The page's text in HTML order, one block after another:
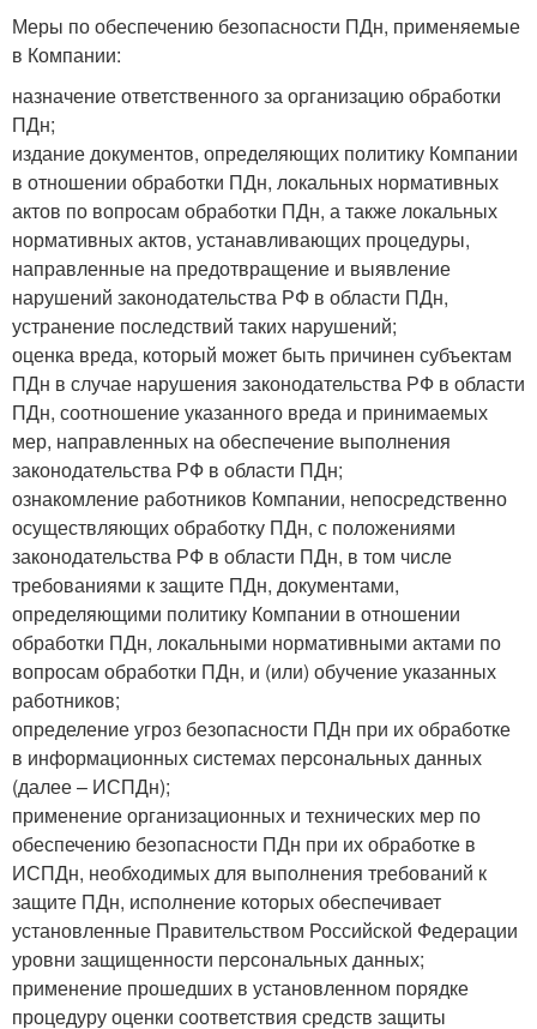
Меры по обеспечению безопасности ПДн, применяемые
в Компании:
назначение ответственного за организацию обработки
ПДн;
издание документов, определяющих политику Компании
в отношении обработки ПДн, локальных нормативных
актов по вопросам обработки ПДн, а также локальных
нормативных актов, устанавливающих процедуры,
направленные на предотвращение и выявление
нарушений законодательства РФ в области ПДн,
устранение последствий таких нарушений;
оценка вреда, который может быть причинен субъектам
ПДн в случае нарушения законодательства РФ в области
ПДн, соотношение указанного вреда и принимаемых
мер, направленных на обеспечение выполнения
законодательства РФ в области ПДн;
ознакомление работников Компании, непосредственно
осуществляющих обработку ПДн, с положениями
законодательства РФ в области ПДн, в том числе
требованиями к защите ПДн, документами,
определяющими политику Компании в отношении
обработки ПДн, локальными нормативными актами по
вопросам обработки ПДн, и (или) обучение указанных
работников;
определение угроз безопасности ПДн при их обработке
в информационных системах персональных данных
(далее – ИСПДн);
применение организационных и технических мер по
обеспечению безопасности ПДн при их обработке в
ИСПДн, необходимых для выполнения требований к
защите ПДн, исполнение которых обеспечивает
установленные Правительством Российской Федерации
уровни защищенности персональных данных;
применение прошедших в установленном порядке
процедуру оценки соответствия средств защиты